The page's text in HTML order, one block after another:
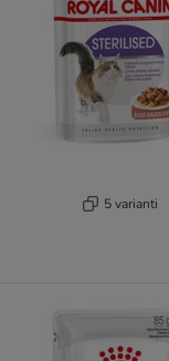
5 varianti